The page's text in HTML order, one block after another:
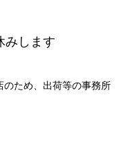
します
のため、出荷等の事務所